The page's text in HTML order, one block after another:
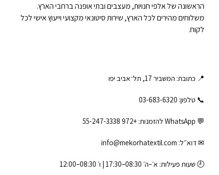
הראשונה של אלפי חנויות, מעצבים ובתי אופנה ברחבי הארץ.
משלוחים מהירים לכל הארץ, שירות סיטונאי מקצועי וייעוץ אישי לכל
לקוח.
📍 כתובת: המשביר 17, תל־אביב יפו
📞 טלפון: ‎03-683-6320
💬 WhatsApp להזמנות: +972 55-247-3338
✉ דוא״ל: info@mekorhatextil.com
🕘 שעות פעילות: א׳–ה׳ 08:30–17:30 | ו׳ 08:30–12:00